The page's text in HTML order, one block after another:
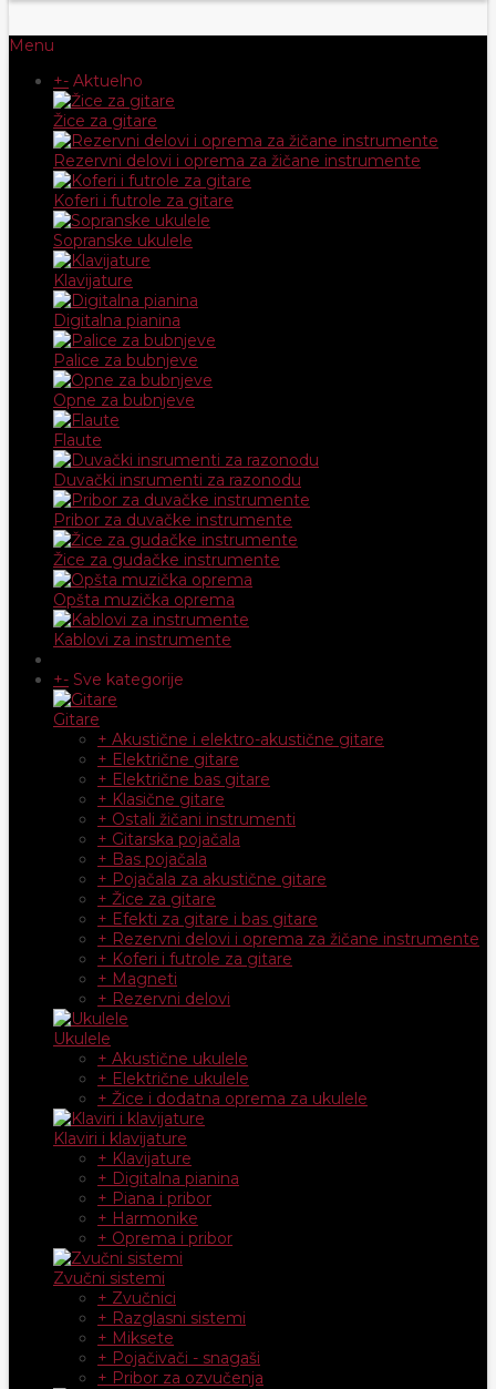
Menu
+- Aktuelno
Žice za gitare
Rezervni delovi i oprema za žičane instrumente
Koferi i futrole za gitare
Sopranske ukulele
Klavijature
Digitalna pianina
Palice za bubnjeve
Opne za bubnjeve
Flaute
Duvački insrumenti za razonodu
Pribor za duvačke instrumente
Žice za gudačke instrumente
Opšta muzička oprema
Kablovi za instrumente
+- Sve kategorije
Gitare
+ Akustične i elektro-akustične gitare
+ Električne gitare
+ Električne bas gitare
+ Klasične gitare
+ Ostali žičani instrumenti
+ Gitarska pojačala
+ Bas pojačala
+ Pojačala za akustične gitare
+ Žice za gitare
+ Efekti za gitare i bas gitare
+ Rezervni delovi i oprema za žičane instrumente
+ Koferi i futrole za gitare
+ Magneti
+ Rezervni delovi
Ukulele
+ Akustične ukulele
+ Električne ukulele
+ Žice i dodatna oprema za ukulele
Klaviri i klavijature
+ Klavijature
+ Digitalna pianina
+ Piana i pribor
+ Harmonike
+ Oprema i pribor
Zvučni sistemi
+ Zvučnici
+ Razglasni sistemi
+ Miksete
+ Pojačivači - snagaši
+ Pribor za ozvučenja